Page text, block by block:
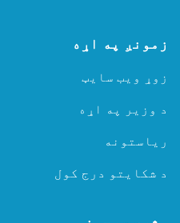
زمونږ په اړه
زوړ ویب سایټ
د وزیر په اړه
ریاستونه
د شکایتو درج کول